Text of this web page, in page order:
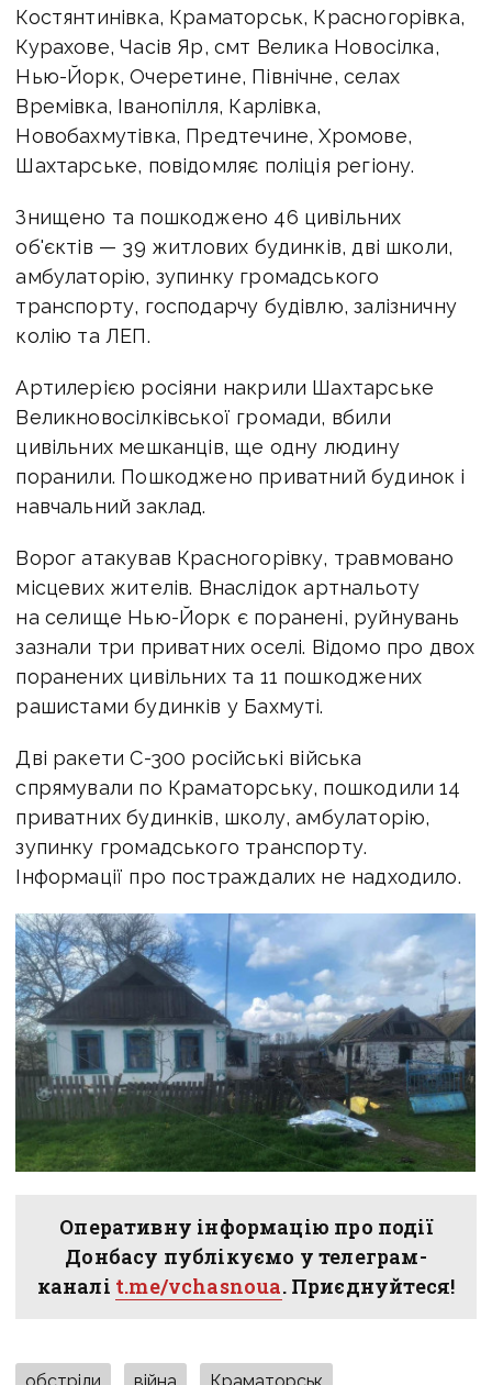
Костянтинівка, Краматорськ, Красногорівка,
Курахове, Часів Яр, смт Велика Новосілка,
Нью-Йорк, Очеретине, Північне, селах
Времівка, Іванопілля, Карлівка,
Новобахмутівка, Предтечине, Хромове,
Шахтарське, повідомляє поліція регіону.
Знищено та пошкоджено 46 цивільних
об'єктів — 39 житлових будинків, дві школи,
амбулаторію, зупинку громадського
транспорту, господарчу будівлю, залізничну
колію та ЛЕП.
Артилерією росіяни накрили Шахтарське
Великновосілківської громади, вбили
цивільних мешканців, ще одну людину
поранили. Пошкоджено приватний будинок і
навчальний заклад.
Ворог атакував Красногорівку, травмовано
місцевих жителів. Внаслідок артнальоту
на селище Нью-Йорк є поранені, руйнувань
зазнали три приватних оселі. Відомо про двох
поранених цивільних та 11 пошкоджених
рашистами будинків у Бахмуті.
Дві ракети С-300 російські війська
спрямували по Краматорську, пошкодили 14
приватних будинків, школу, амбулаторію,
зупинку громадського транспорту.
Інформації про постраждалих не надходило.
Оперативну інформацію про події
Донбасу публікуємо у телеграм-
каналі t.me/vchasnoua. Приєднуйтеся!